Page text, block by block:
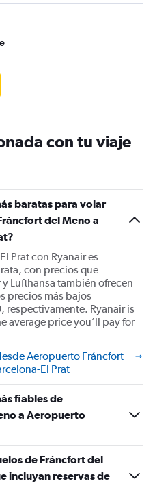
con tu viaje
baratas para volar
del Meno a
Prat con Ryanair es
con precios que
Lufthansa también ofrecen
precios más bajos
respectivamente. Ryanair is
average price you’ll pay for
Aeropuerto Fráncfort
El Prat
fiables de
a Aeropuerto
de Fráncfort del
incluyan reservas de